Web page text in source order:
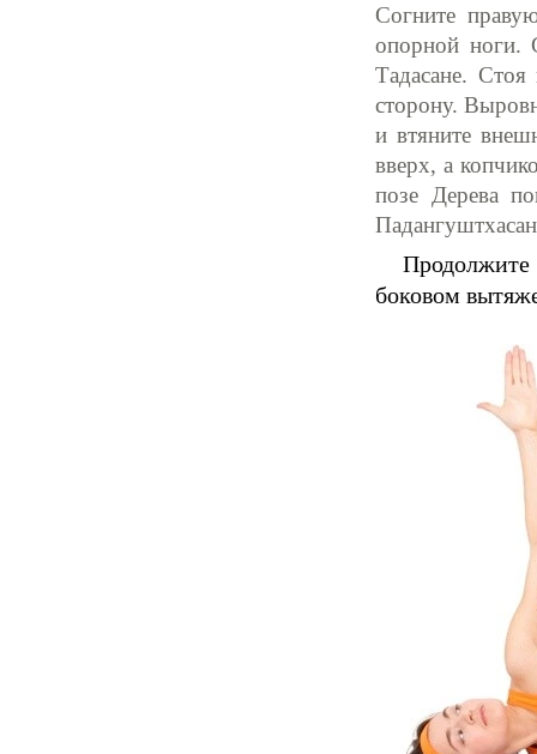
Согните
опорной ноги.
Тадасане. Стоя
сторону.
и втяните
вверх, а
позе Дерева
Продолжите
боковом